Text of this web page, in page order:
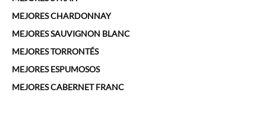
MEJORES CHARDONNAY
MEJORES SAUVIGNON BLANC
MEJORES TORRONTÉS
MEJORES ESPUMOSOS
MEJORES CABERNET FRANC